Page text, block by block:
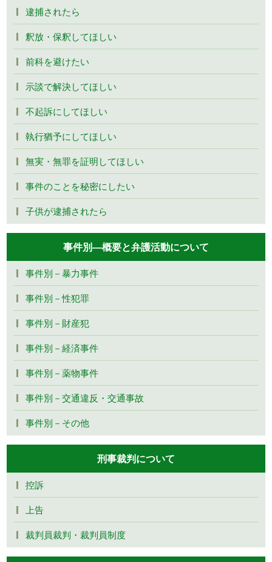
逮捕されたら
釈放・保釈してほしい
前科を避けたい
示談で解決してほしい
不起訴にしてほしい
執行猶予にしてほしい
無実・無罪を証明してほしい
事件のことを秘密にしたい
子供が逮捕されたら
事件別―概要と弁護活動について
事件別－暴力事件
事件別－性犯罪
事件別－財産犯
事件別－経済事件
事件別－薬物事件
事件別－交通違反・交通事故
事件別－その他
刑事裁判について
控訴
上告
裁判員裁判・裁判員制度